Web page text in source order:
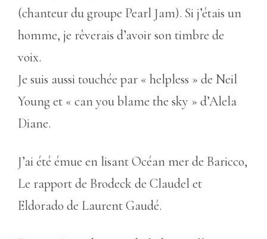
(chanteur du groupe Pearl Jam). Si j’étais un
homme, je rêverais d’avoir son timbre de
voix.
Je suis aussi touchée par « helpless » de Neil
Young et « can you blame the sky » d’Alela
Diane.
J’ai été émue en lisant Océan mer de Baricco,
Le rapport de Brodeck de Claudel et
Eldorado de Laurent Gaudé.